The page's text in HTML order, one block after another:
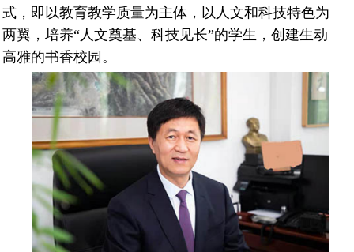
式，即以教育教学质量为主体，以人文和科技特色为
两翼，培养“人文奠基、科技见长”的学生，创建生动
高雅的书香校园。